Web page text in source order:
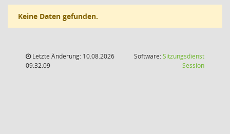
Keine Daten gefunden.
Letzte Änderung: 10.08.2026
09:32:09
Software:Sitzungsdienst
Session(Wird in